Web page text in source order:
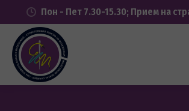
Пон - Пет 7.30-15.30; Прием на